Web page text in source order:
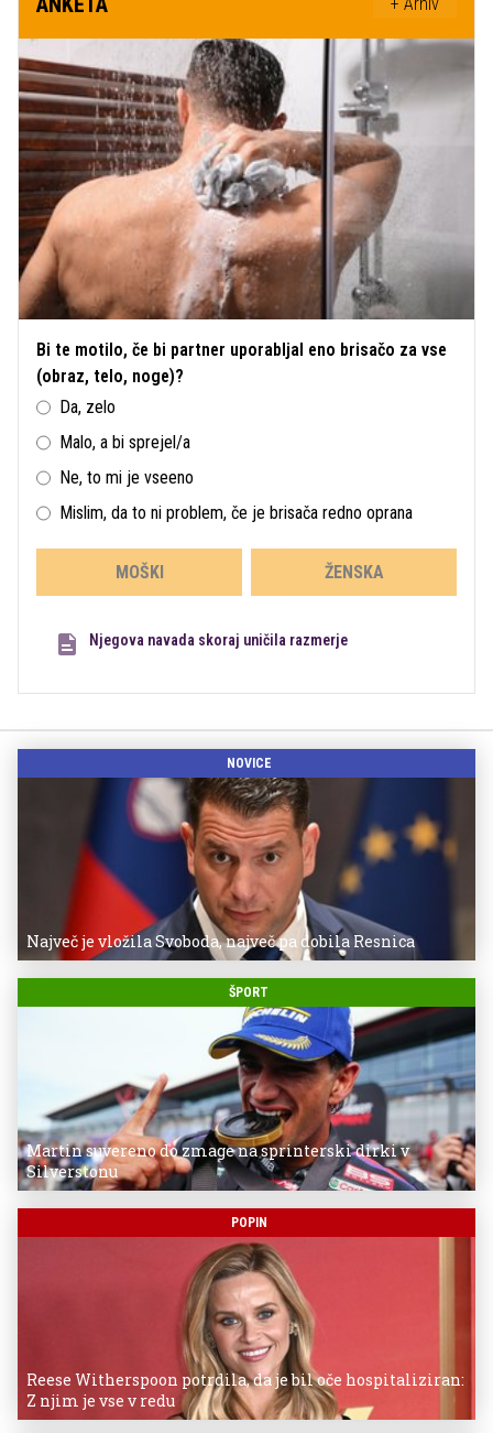
+ Arhiv
Bi te motilo, če bi partner uporabljal eno brisačo za vse
(obraz, telo, noge)?
Da, zelo
Malo, a bi sprejel/a
Ne, to mi je vseeno
Mislim, da to ni problem, če je brisača redno oprana
MOŠKI ŽENSKA
Njegova navada skoraj uničila razmerje
NOVICE
Največ je vložila Svoboda, največ pa dobila Resnica
ŠPORT
Martin suvereno do zmage na sprinterski dirki v
Silverstonu
POPIN
Reese Witherspoon potrdila, da je bil oče hospitaliziran:
Z njim je vse v redu